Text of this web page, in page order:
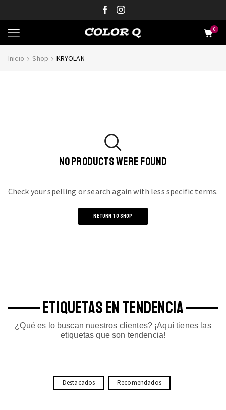
0
Inicio Shop KRYOLAN
NO PRODUCTS WERE FOUND
Check your spelling or search again with less specific terms.
RETURN TO SHOP
ETIQUETAS EN TENDENCIA
¿Qué es lo buscan nuestros clientes? ¡Aquí tienes las
etiquetas que son tendencia!
Destacados Recomendados